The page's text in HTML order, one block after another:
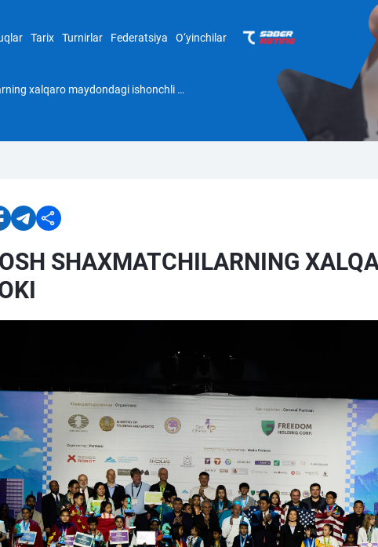
Tarix Turnirlar Federatsiya O‘yinchilar
O‘zbekistonlik yosh shaxmatchilarning xalqaro maydondagi ishonchli ishtiroki
SHAXMATCHILARNING